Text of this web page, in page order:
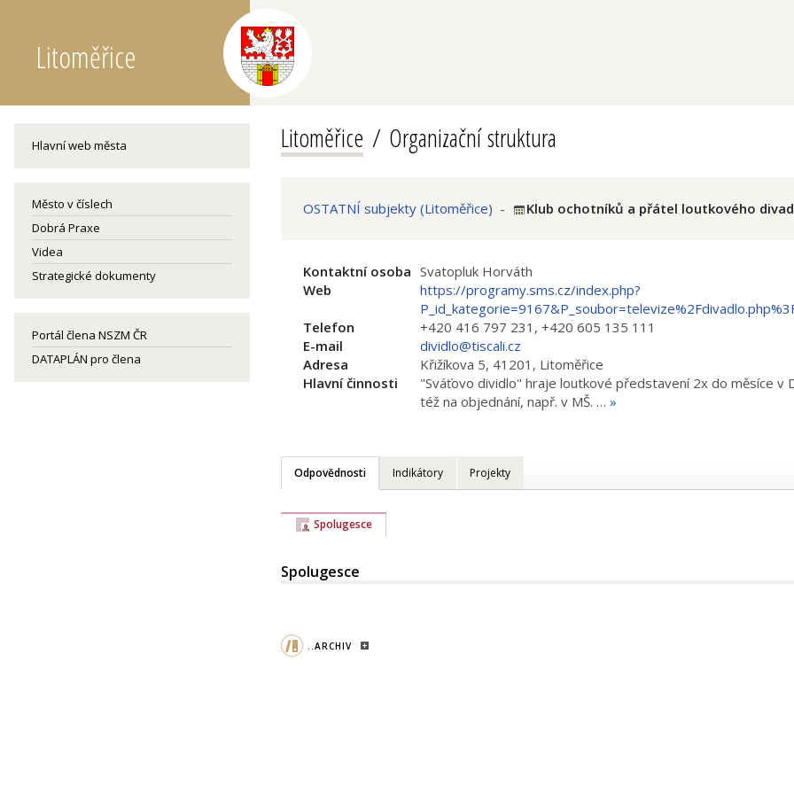
Litoměřice
Hlavní web města
Město v číslech
Dobrá Praxe
Videa
Strategické dokumenty
Portál člena NSZM ČR
DATAPLÁN pro člena
Litoměřice Organizační struktura
OSTATNÍ subjekty (Litoměřice) - Klub ochotníků a přátel loutkového
Kontaktní osoba Svatopluk Horváth
Web
https://programy.sms.cz/index.php?
Telefon
+420 416 797 231, +420 605 135 111
E-mail
dividlo@tiscali.cz
Adresa
Křižíkova 5, 41201, Litoměřice
Hlavní činnosti
"Sváťovo dividlo" hraje loutkové představení 2x do měsíce v
též na objednání, např. v MŠ. … »
Odpovědnosti Indikátory Projekty
Spolugesce
Spolugesce
..ARCHIV